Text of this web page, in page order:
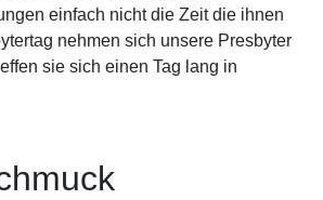
einfach nicht die Zeit die ihnen
nehmen sich unsere Presbyter
sie sich einen Tag lang in